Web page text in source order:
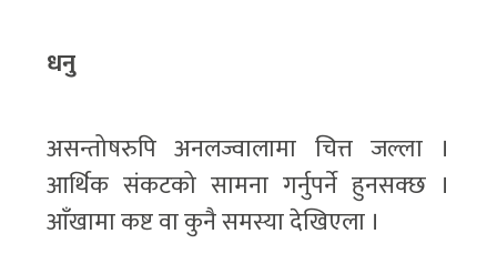
धनु
असन्तोषरुपि अनलज्वालामा चित्त जल्ला ।
आर्थिक संकटको सामना गर्नुपर्ने हुनसक्छ ।
आँखामा कष्ट वा कुनै समस्या देखिएला ।